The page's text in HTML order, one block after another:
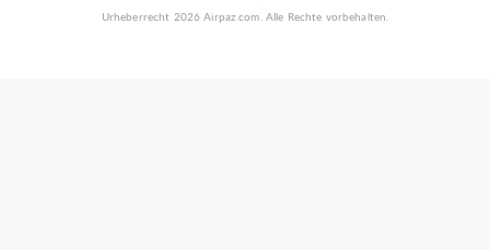
Urheberrecht 2026 Airpaz.com. Alle Rechte vorbehalten.